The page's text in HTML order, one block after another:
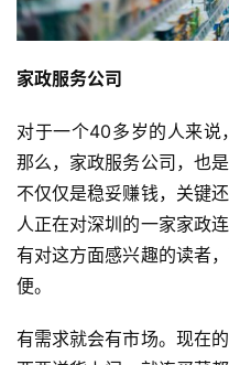
家政服务公司
对于一个40多岁的人来说
那么，家政服务公司，也
不仅仅是稳妥赚钱，关键
人正在对深圳的一家家政
有对这方面感兴趣的读者
便。
有需求就会有市场。现在